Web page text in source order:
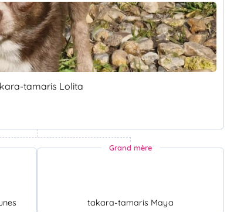
tamaris Lolita
Grand mère
takara-tamaris Maya